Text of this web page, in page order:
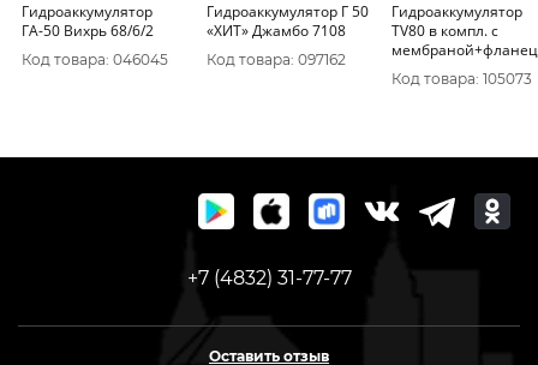
Гидроаккумулятор
ГА-50 Вихрь 68/6/2
Код товара: 046045
Гидроаккумулятор Г 50
«ХИТ» Джамбо 7108
Код товара: 097162
Гидроаккумулятор
TV80 в компл. с
Код товара: 105073
+7 (4832) 31-77-77
Оставить отзыв